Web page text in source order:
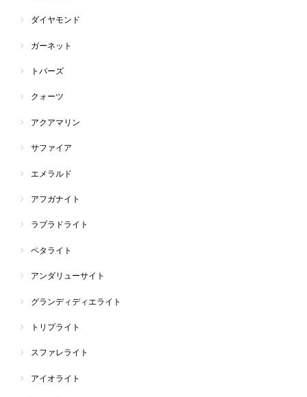
ダイヤモンド
ガーネット
トパーズ
クォーツ
アクアマリン
サファイア
エメラルド
アフガナイト
ラブラドライト
ペタライト
アンダリューサイト
グランディディエライト
トリプライト
スファレライト
アイオライト